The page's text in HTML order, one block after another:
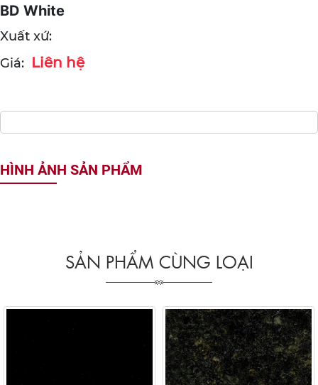
BD White
Xuất xứ:
Giá: Liên hệ
HÌNH ẢNH SẢN PHẨM
SẢN PHẨM CÙNG LOẠI